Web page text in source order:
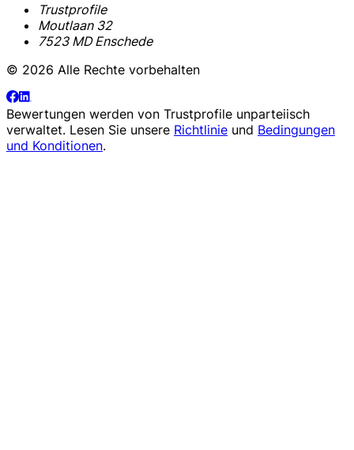
Trustprofile
Moutlaan 32
7523 MD Enschede
© 2026 Alle Rechte vorbehalten
Bewertungen werden von Trustprofile unparteiisch
verwaltet. Lesen Sie unsere Richtlinie und Bedingungen
und Konditionen.